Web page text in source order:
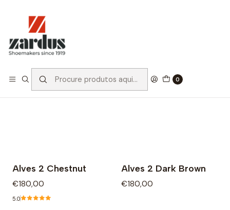
0
Alves 2 Chestnut
€180,00
5.0
Alves 2 Dark Brown
€180,00